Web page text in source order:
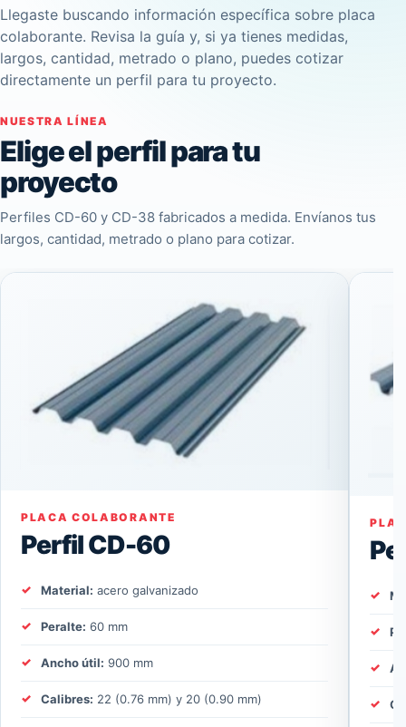
Llegaste buscando información específica sobre placa
colaborante. Revisa la guía y, si ya tienes medidas,
largos, cantidad, metrado o plano, puedes cotizar
directamente un perfil para tu proyecto.
NUESTRA LÍNEA
Elige el perfil para tu
proyecto
Perfiles CD-60 y CD-38 fabricados a medida. Envíanos tus
largos, cantidad, metrado o plano para cotizar.
PLACA COLABORANTE
Perfil CD-60
Material: acero galvanizado
Peralte: 60 mm
Ancho útil: 900 mm
Calibres: 22 (0.76 mm) y 20 (0.90 mm)